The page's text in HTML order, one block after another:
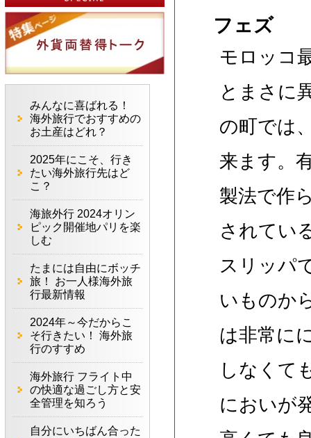
フェズ
モロッコ
とまさに
の町では
来ます。
製法で作
されてい
スリッパ
いものか
は非常に
しなくて
においが
みんなに喜ばれる！
海外旅行でおすすめの
お土産はどれ？
2025年にこそ、行き
たい海外旅行先はど
こ？
海旅外行 2024オリン
ピック開催地パリを楽
しむ
たまには自由にボッチ
旅！ お一人様海外旅
行最新情報
2024年～今だからこ
そ行きたい！ 海外旅
行のすすめ
海外旅行 フライト中
の快適な過ごし方と安
全管理を知ろう
自分にいちばん合った